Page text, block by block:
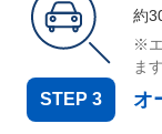
約
※
ま
STEP 3 オ